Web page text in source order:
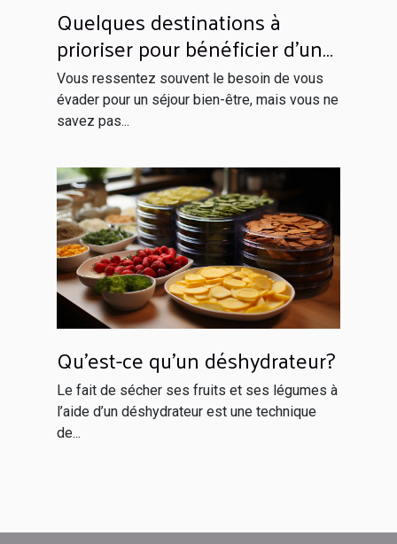
Quelques destinations à
prioriser pour bénéficier d’un
séjour inoubliable
Vous ressentez souvent le besoin de vous
évader pour un séjour bien-être, mais vous ne
savez pas...
Qu'est-ce qu'un déshydrateur?
Le fait de sécher ses fruits et ses légumes à
l’aide d’un déshydrateur est une technique
de...